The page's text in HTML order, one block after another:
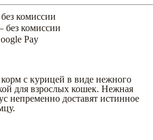
комиссии
комиссии
Pay
с курицей в виде нежного
для взрослых кошек. Нежная
непременно доставят истинное